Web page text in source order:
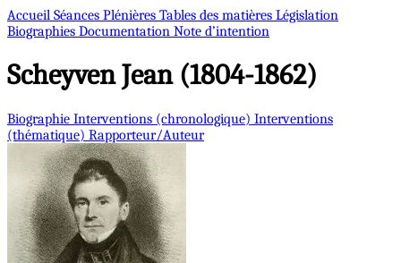
Accueil Séances Plénières Tables des matières Législation
Biographies Documentation Note d’intention
ScheyvenJean (1804-1862)
Biographie Interventions (chronologique) Interventions
(thématique) Rapporteur/Auteur